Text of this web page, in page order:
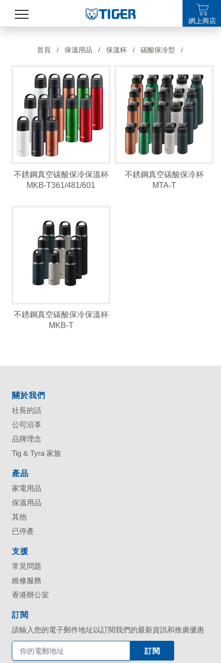
支援
關於我們
LANGUAGE
網上商店
首頁 / 保溫用品 / 保溫杯 / 碳酸保冷型 /
不銹鋼真空碳酸保冷保溫杯
MKB-T361/481/601
不銹鋼真空碳酸保冷杯
MTA-T
不銹鋼真空碳酸保冷保溫杯
MKB-T
關於我們
社長的話
公司沿革
品牌理念
Tig & Tyra 家族
產品
家電用品
保溫用品
其他
已停產
支援
常見問題
維修服務
香港辦公室
訂閱
請輸入您的電子郵件地址以訂閱我們的最新資訊和推廣優惠